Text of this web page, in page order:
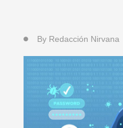
By Redacción Nirvana